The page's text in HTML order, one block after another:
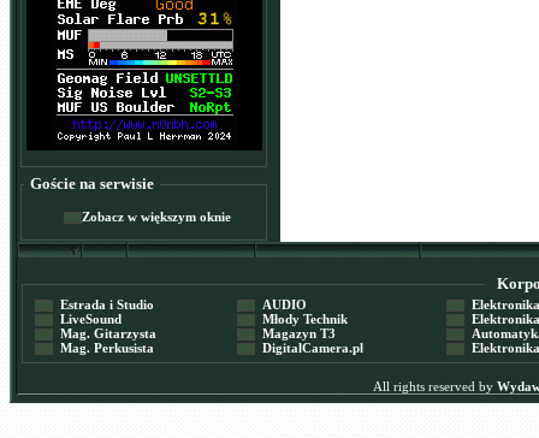
Goście na serwisie
Zobacz w większym oknie
Estrada i Studio
LiveSound
Mag. Gitarzysta
Mag. Perkusista
AUDIO
Młody Technik
Magazyn T3
DigitalCamera.pl
Elektronika
Elektronika
Automatyka
Elektronika
All rights reserved by